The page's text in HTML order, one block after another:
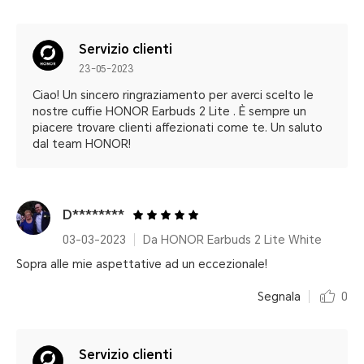
Servizio clienti
23-05-2023
Ciao! Un sincero ringraziamento per averci scelto le
nostre cuffie HONOR Earbuds 2 Lite . È sempre un
piacere trovare clienti affezionati come te. Un saluto
dal team HONOR!
D********
03-03-2023
Da HONOR Earbuds 2 Lite White
Sopra alle mie aspettative ad un eccezionale!
Segnala 0
Servizio clienti